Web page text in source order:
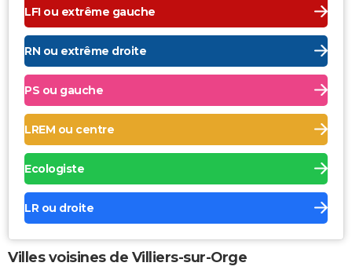
LFI ou extrême gauche
RN ou extrême droite
PS ou gauche
LREM ou centre
Ecologiste
LR ou droite
Villes voisines de Villiers-sur-Orge